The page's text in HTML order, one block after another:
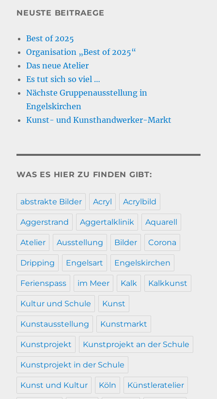
NEUSTE BEITRAEGE
Best of 2025
Organisation „Best of 2025“
Das neue Atelier
Es tut sich so viel …
Nächste Gruppenausstellung in
Engelskirchen
Kunst- und Kunsthandwerker-Markt
WAS ES HIER ZU FINDEN GIBT:
abstrakte Bilder Acryl Acrylbild
Aggerstrand Aggertalklinik Aquarell
Atelier Ausstellung Bilder Corona
Dripping Engelsart Engelskirchen
Ferienspass im Meer Kalk Kalkkunst
Kultur und Schule Kunst
Kunstausstellung Kunstmarkt
Kunstprojekt Kunstprojekt an der Schule
Kunstprojekt in der Schule
Kunst und Kultur Köln Künstleratelier